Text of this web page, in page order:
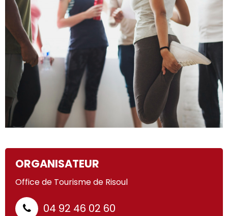
ORGANISATEUR
Office de Tourisme de Risoul
04 92 46 02 60